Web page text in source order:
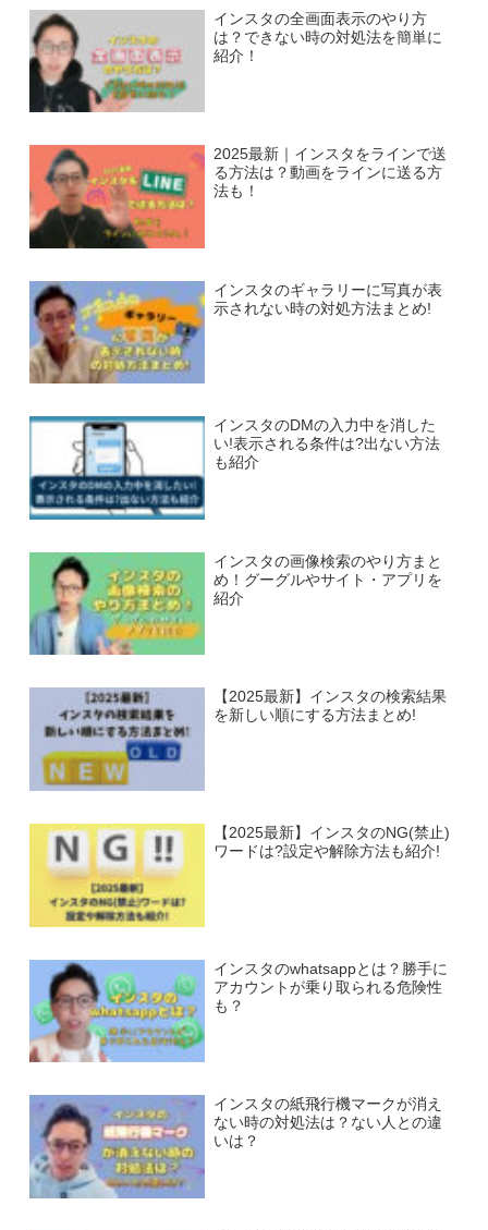
インスタの全画面表示のやり方
は？できない時の対処法を簡単に
紹介！
2025最新｜インスタをラインで送
る方法は？動画をラインに送る方
法も！
インスタのギャラリーに写真が表
示されない時の対処方法まとめ!
インスタのDMの入力中を消した
い!表示される条件は?出ない方法
も紹介
インスタの画像検索のやり方まと
め！グーグルやサイト・アプリを
紹介
【2025最新】インスタの検索結果
を新しい順にする方法まとめ!
【2025最新】インスタのNG(禁止)
ワードは?設定や解除方法も紹介!
インスタのwhatsappとは？勝手に
アカウントが乗り取られる危険性
も？
インスタの紙飛行機マークが消え
ない時の対処法は？ない人との違
いは？